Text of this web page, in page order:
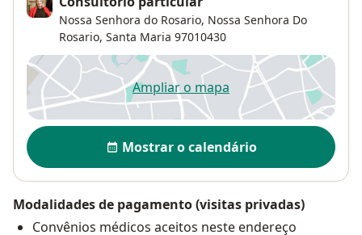
Nossa Senhora do Rosario, Nossa Senhora Do
Rosario, Santa Maria 97010430
Ampliar o mapaabre num novo separador
Disponibilidade
Mostrar o calendário
Modalidades de pagamento (visitas privadas)
Convênios médicos aceitos neste endereço